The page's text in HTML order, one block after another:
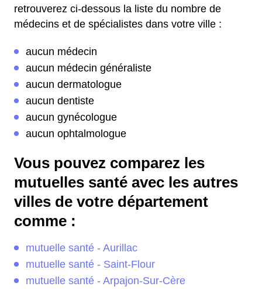
retrouverez ci-dessous la liste du nombre de
médecins et de spécialistes dans votre ville :
aucun médecin
aucun médecin généraliste
aucun dermatologue
aucun dentiste
aucun gynécologue
aucun ophtalmologue
Vous pouvez comparez les
mutuelles santé avec les autres
villes de votre département
comme :
mutuelle santé - Aurillac
mutuelle santé - Saint-Flour
mutuelle santé - Arpajon-Sur-Cère